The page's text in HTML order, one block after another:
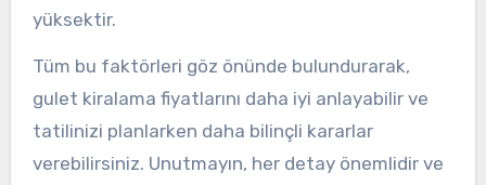
yüksektir.
Tüm bu faktörleri göz önünde bulundurarak,
gulet kiralama fiyatlarını daha iyi anlayabilir ve
tatilinizi planlarken daha bilinçli kararlar
verebilirsiniz. Unutmayın, her detay önemlidir ve